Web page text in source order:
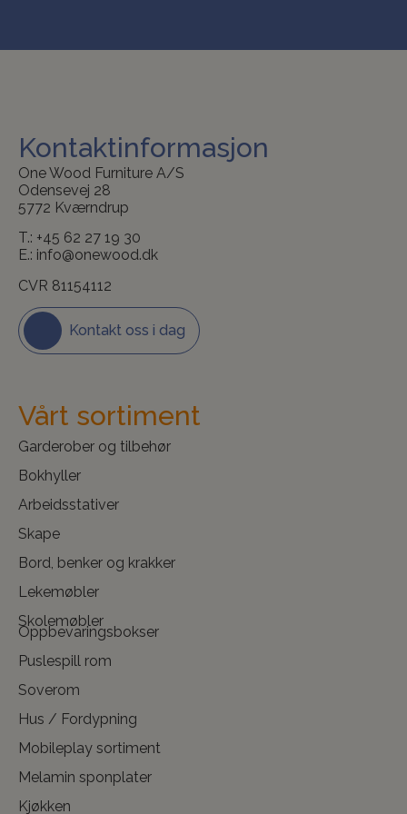
Kontaktinformasjon
One Wood Furniture A/S
Odensevej 28
5772 Kværndrup
T.: +45 62 27 19 30
E.: info@onewood.dk
CVR 81154112
Kontakt oss i dag
Vårt sortiment
Garderober og tilbehør
Bokhyller
Arbeidsstativer
Skape
Bord, benker og krakker
Lekemøbler
Skolemøbler
Oppbevaringsbokser
Puslespill rom
Soverom
Hus / Fordypning
Mobileplay sortiment
Melamin sponplater
Kjøkken